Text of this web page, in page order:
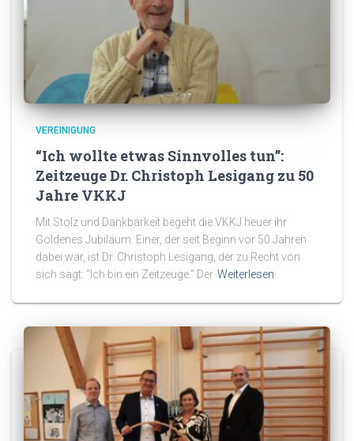
VEREINIGUNG
“Ich wollte etwas Sinnvolles tun”:
Zeitzeuge Dr. Christoph Lesigang zu 50
Jahre VKKJ
Mit Stolz und Dankbarkeit begeht die VKKJ heuer ihr
Goldenes Jubiläum. Einer, der seit Beginn vor 50 Jahren
dabei war, ist Dr. Christoph Lesigang, der zu Recht von
sich sagt: “Ich bin ein Zeitzeuge.” Der Weiterlesen